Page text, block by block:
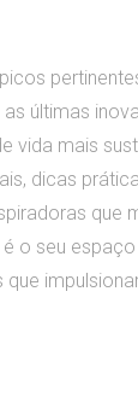
últimas
vida mais
dicas
que
o seu